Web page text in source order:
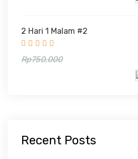
2 Hari 1 Malam #2
Rp750,000
Recent Posts